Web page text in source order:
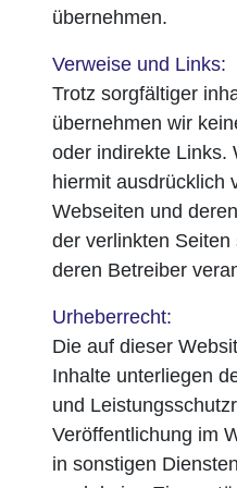
übernehmen.
Verweise und Links:
Trotz sorgfältiger
übernehmen wir
oder indirekte Links.
hiermit ausdrücklich
Webseiten und
der verlinkten
deren Betreiber
Urheberrecht:
Die auf dieser
Inhalte unterliegen
und
Veröffentlichung im
in sonstigen